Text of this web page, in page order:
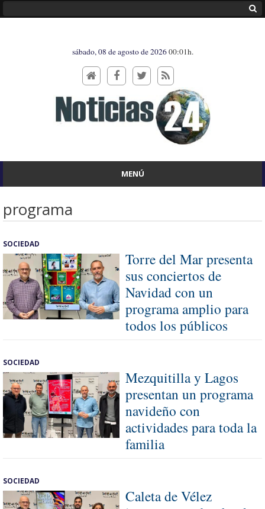
sábado, 08 de agosto de 202600:01h.
MENÚ
programa
SOCIEDAD
Torre del Mar presenta
sus conciertos de
Navidad con un
programa amplio para
todos los públicos
SOCIEDAD
Mezquitilla y Lagos
presentan un programa
navideño con
actividades para toda la
familia
SOCIEDAD
Caleta de Vélez